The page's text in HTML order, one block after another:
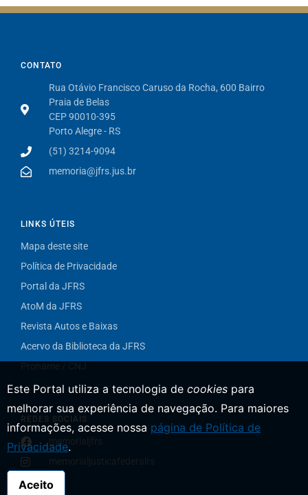
CONTATO
Rua Otávio Francisco Caruso da Rocha, 600 Bairro
Praia de Belas
CEP 90010-395
Porto Alegre - RS
(51) 3214-9094
memoria@jfrs.jus.br
LINKS ÚTEIS
Mapa deste site
Política de Privacidade
Portal da JFRS
AtoM da JFRS
Revista Autos e Baixas
Acervo da Biblioteca da JFRS
REDES SOCIAIS
memorialjfrs
Este Portal utiliza a tecnologia de cookies para
melhorar sua experiência de navegação. Para maiores
informações, acesse nossa página de Política de
Privacidade.
Aceito